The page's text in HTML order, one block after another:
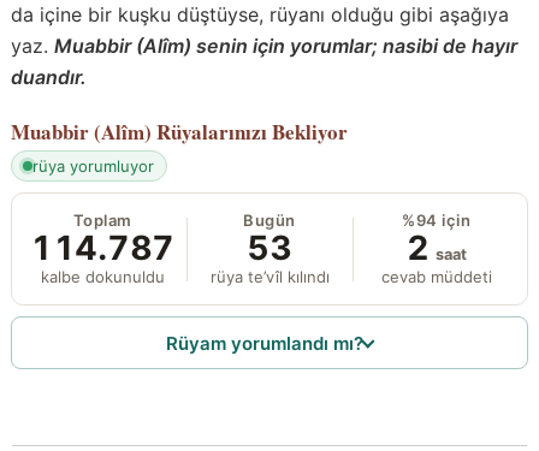
da içine bir kuşku düştüyse, rüyanı olduğu gibi aşağıya
yaz. Muabbir (Alîm) senin için yorumlar; nasibi de hayır
duandır.
Muabbir (Alîm) Rüyalarınızı Bekliyor
rüya yorumluyor
Toplam
114.787
kalbe dokunuldu
Bugün
53
rüya te’vîl kılındı
%94 için
2 saat
cevab müddeti
Rüyam yorumlandı mı?